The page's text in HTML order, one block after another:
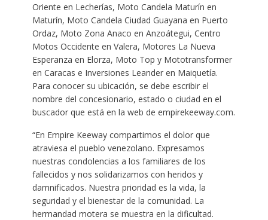
Oriente en Lecherías, Moto Candela Maturín en
Maturín, Moto Candela Ciudad Guayana en Puerto
Ordaz, Moto Zona Anaco en Anzoátegui, Centro
Motos Occidente en Valera, Motores La Nueva
Esperanza en Elorza, Moto Top y Mototransformer
en Caracas e Inversiones Leander en Maiquetía.
Para conocer su ubicación, se debe escribir el
nombre del concesionario, estado o ciudad en el
buscador que está en la web de empirekeeway.com.
“En Empire Keeway compartimos el dolor que
atraviesa el pueblo venezolano. Expresamos
nuestras condolencias a los familiares de los
fallecidos y nos solidarizamos con heridos y
damnificados. Nuestra prioridad es la vida, la
seguridad y el bienestar de la comunidad. La
hermandad motera se muestra en la dificultad.